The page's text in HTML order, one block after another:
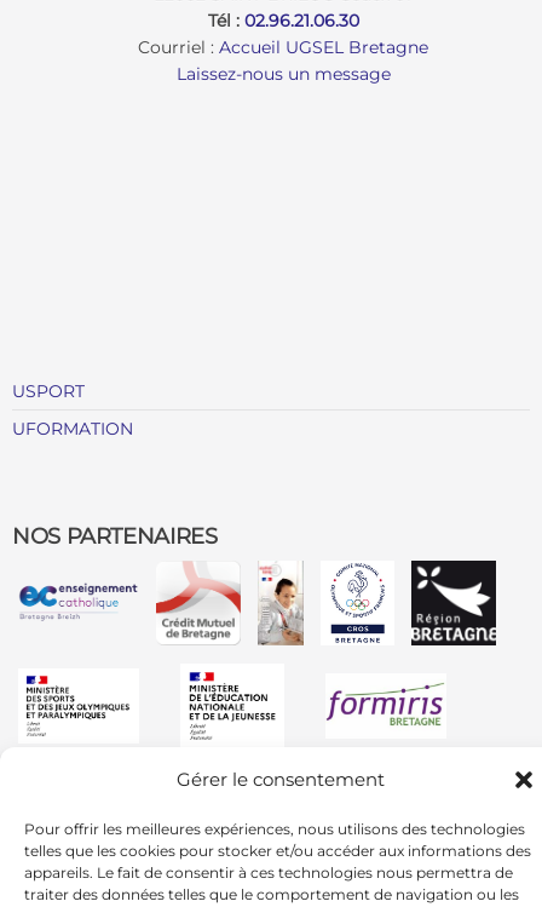
Gérer le consentement
Pour offrir les meilleures expériences, nous utilisons des technologies
telles que les cookies pour stocker et/ou accéder aux informations des
appareils. Le fait de consentir à ces technologies nous permettra de
traiter des données telles que le comportement de navigation ou les
Tél : 02.96.21.06.30
Courriel : Accueil UGSEL Bretagne
Laissez-nous un message
USPORT
UFORMATION
NOS PARTENAIRES